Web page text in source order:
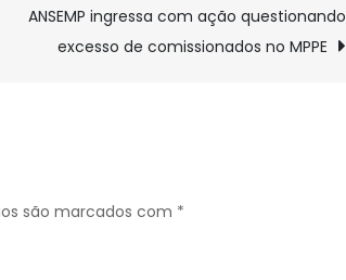
ANSEMP ingressa com ação questionando
excesso de comissionados no MPPE
são marcados com *